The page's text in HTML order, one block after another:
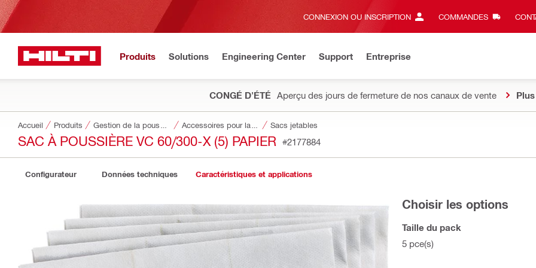
CONNEXION OU INSCRIPTION COMMANDES
Produits Solutions Engineering Center Support Entreprise
CONGÉ D'ÉTÉ Aperçu des jours de fermeture de nos canaux de vente
Accueil Produits Sacs jetables
SAC À POUSSIÈRE VC 60/300-X (5) PAPIER #2177884
Configurateur Données techniques Caractéristiques et applications
Choisir les options
Taille du pack
5 pce(s)